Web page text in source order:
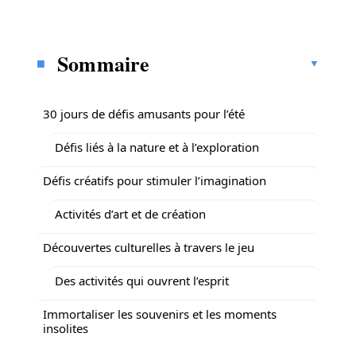
Sommaire
30 jours de défis amusants pour l’été
Défis liés à la nature et à l’exploration
Défis créatifs pour stimuler l’imagination
Activités d’art et de création
Découvertes culturelles à travers le jeu
Des activités qui ouvrent l’esprit
Immortaliser les souvenirs et les moments
insolites